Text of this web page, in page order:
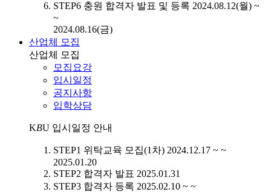
STEP6 충원 합격자 발표 및 등록 2024.08.12(월) ~
~
2024.08.16(금)
산업체 모집
산업체 모집
모집요강
입시일정
공지사항
입학상담
KBU 입시일정 안내
STEP1 위탁교육 모집(1차) 2024.12.17 ~ ~
2025.01.20
STEP2 합격자 발표 2025.01.31
STEP3 합격자 등록 2025.02.10 ~ ~